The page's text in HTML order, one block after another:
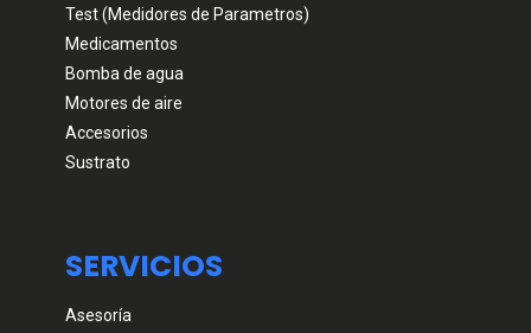
Test (Medidores de Parametros)
Medicamentos
Bomba de agua
Motores de aire
Accesorios
Sustrato
SERVICIOS
Asesoría